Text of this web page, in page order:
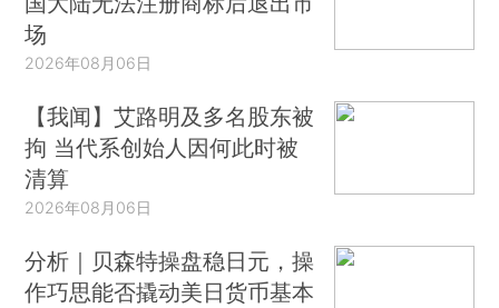
场
2026年08月06日
【我闻】艾路明及多名股东被
拘 当代系创始人因何此时被
清算
2026年08月06日
分析｜贝森特操盘稳日元，操
作巧思能否撬动美日货币基本